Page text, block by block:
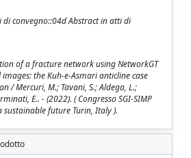
convegno::04d Abstract in atti di
of a fracture network using NetworkGT
the Kuh-e-Asmari anticline case
/ Mercuri, M.; Tavani, S.; Aldega, L.;
E.. - (2022). ( Congresso SGI-SIMP
sustainable future Turin, Italy ).